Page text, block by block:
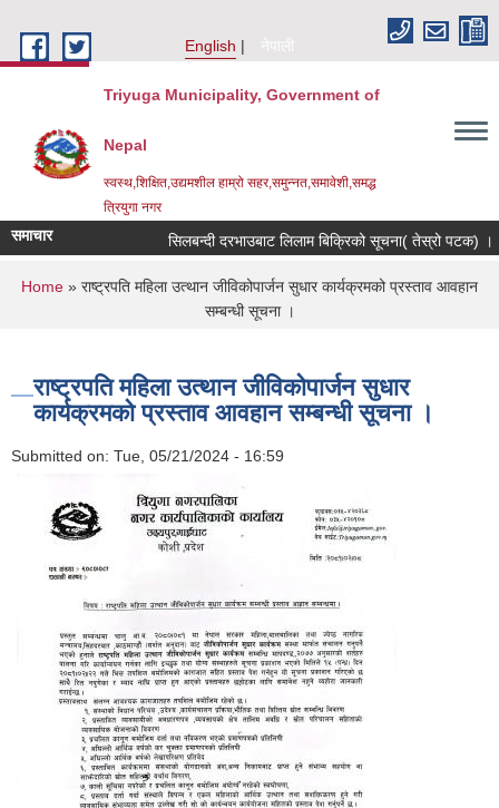
English
नेपाली
Triyuga Municipality, Government of
Nepal
स्वस्थ,शिक्षित,उद्यमशील हाम्रो सहर,समुन्नत,समावेशी,समद्ध
त्रियुगा नगर
समाचार सिलबन्दी दरभाउबाट लिलाम बिक्रिको सूचना( तेस्रो पटक) ।
You are here
Home » राष्ट्रपति महिला उत्थान जीविकोपार्जन सुधार कार्यक्रमको प्रस्ताव आवहान
सम्बन्धी सूचना ।
राष्ट्रपति महिला उत्थान जीविकोपार्जन सुधार
कार्यक्रमको प्रस्ताव आवहान सम्बन्धी सूचना ।
Submitted on: Tue, 05/21/2024 - 16:59